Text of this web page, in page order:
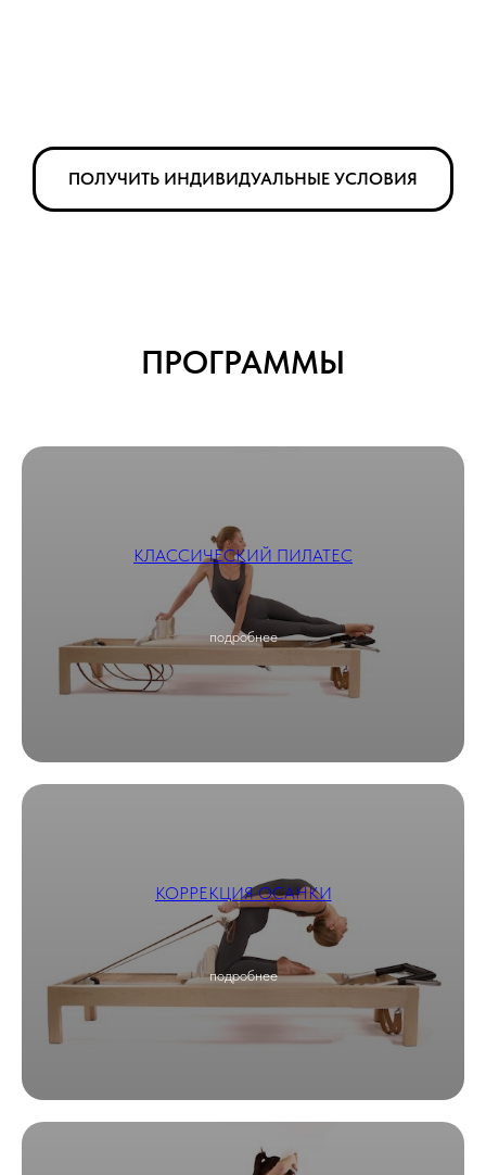
ПОЛУЧИТЬ ИНДИВИДУАЛЬНЫЕ УСЛОВИЯ
ПРОГРАММЫ
КЛАССИЧЕСКИЙ ПИЛАТЕС
подробнее
КОРРЕКЦИЯ ОСАНКИ
подробнее